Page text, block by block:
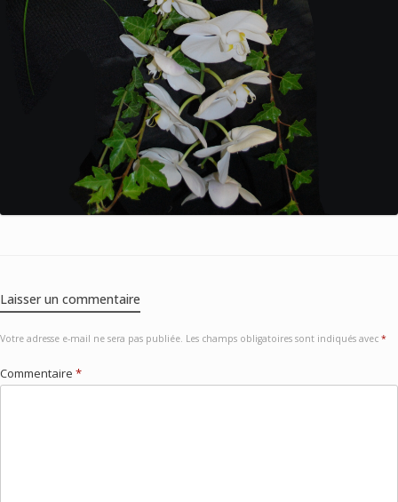
Laisser un commentaire
Votre adresse e-mail ne sera pas publiée. Les champs obligatoires sont indiqués avec *
Commentaire *